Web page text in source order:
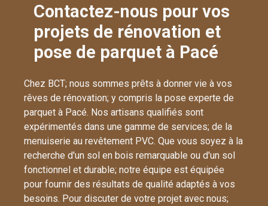
Contactez-nous pour vos
projets de rénovation et
pose de parquet à Pacé
Chez BCT; nous sommes prêts à donner vie à vos
rêves de rénovation; y compris la pose experte de
parquet à Pacé. Nos artisans qualifiés sont
expérimentés dans une gamme de services; de la
menuiserie au revêtement PVC. Que vous soyez à la
recherche d'un sol en bois remarquable ou d'un sol
fonctionnel et durable; notre équipe est équipée
pour fournir des résultats de qualité adaptés à vos
besoins. Pour discuter de votre projet avec nous;